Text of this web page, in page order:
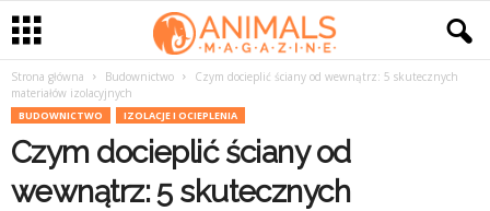
Strona główna Budownictwo
Czym docieplić ściany od wewnątrz: 5 skutecznych
materiałów izolacyjnych
BUDOWNICTWO IZOLACJE I OCIEPLENIA
Czym docieplić ściany od
wewnątrz: 5 skutecznych